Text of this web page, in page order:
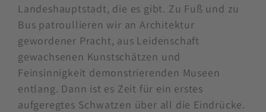
Landeshauptstadt, die es gibt. Zu Fuß und zu
Bus patroullieren wir an Architektur
gewordener Pracht, aus Leidenschaft
gewachsenen Kunstschätzen und
Feinsinnigkeit demonstrierenden Museen
entlang. Dann ist es Zeit für ein erstes
aufgeregtes Schwatzen über all die Eindrücke.